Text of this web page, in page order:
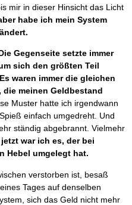
mir in dieser Hinsicht das Licht
habe ich mein System
Gegenseite setzte immer
sich den größten Teil
Es waren immer die gleichen
die meinen Geldbestand
Muster hatte ich irgendwann
einfach umgedreht. Und
ständig abgebrannt. Vielmehr
jetzt war ich es, der bei
Hebel umgelegt hat.
verstorben ist, besaß
Tages auf denselben
sich das Geld nicht mehr